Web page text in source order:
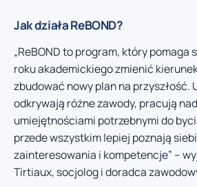
Jak działa ReBOND?
„ReBOND to program, który
roku akademickiego zmienić
zbudować nowy plan na przyszłość.
odkrywają różne zawody, pracują
umiejętnościami potrzebnymi do
przede wszystkim lepiej poznają
zainteresowania i kompetencje” –
Tirtiaux, socjolog i doradca